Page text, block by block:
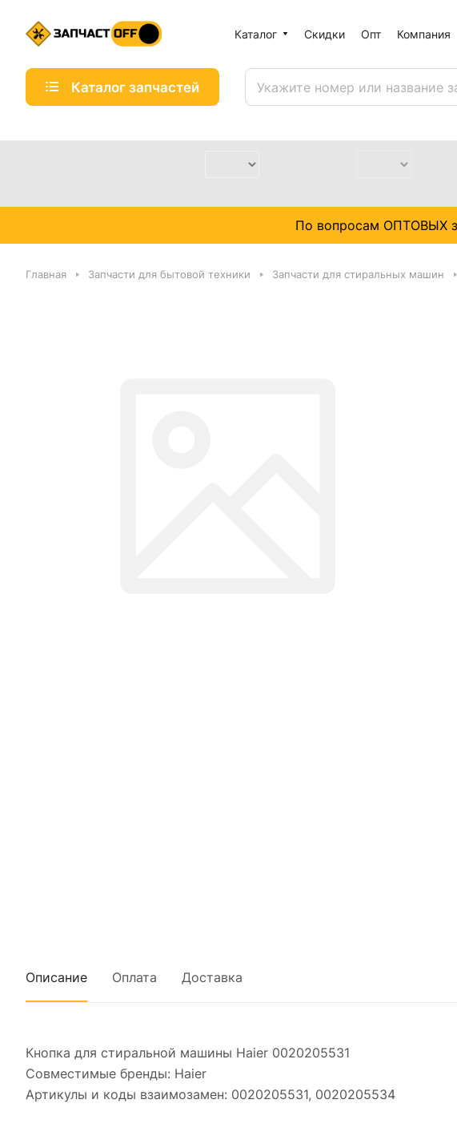
Каталог Скидки Опт Компания
Каталог запчастей
По вопросам ОПТОВЫХ
Главная Запчасти для бытовой техники Запчасти для стиральных машин
Описание Оплата Доставка
Кнопка для стиральной машины Haier 0020205531
Совместимые бренды: Haier
Артикулы и коды взаимозамен: 0020205531, 0020205534